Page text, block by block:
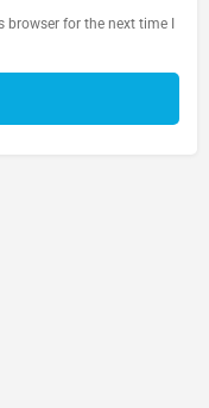
for the next time I